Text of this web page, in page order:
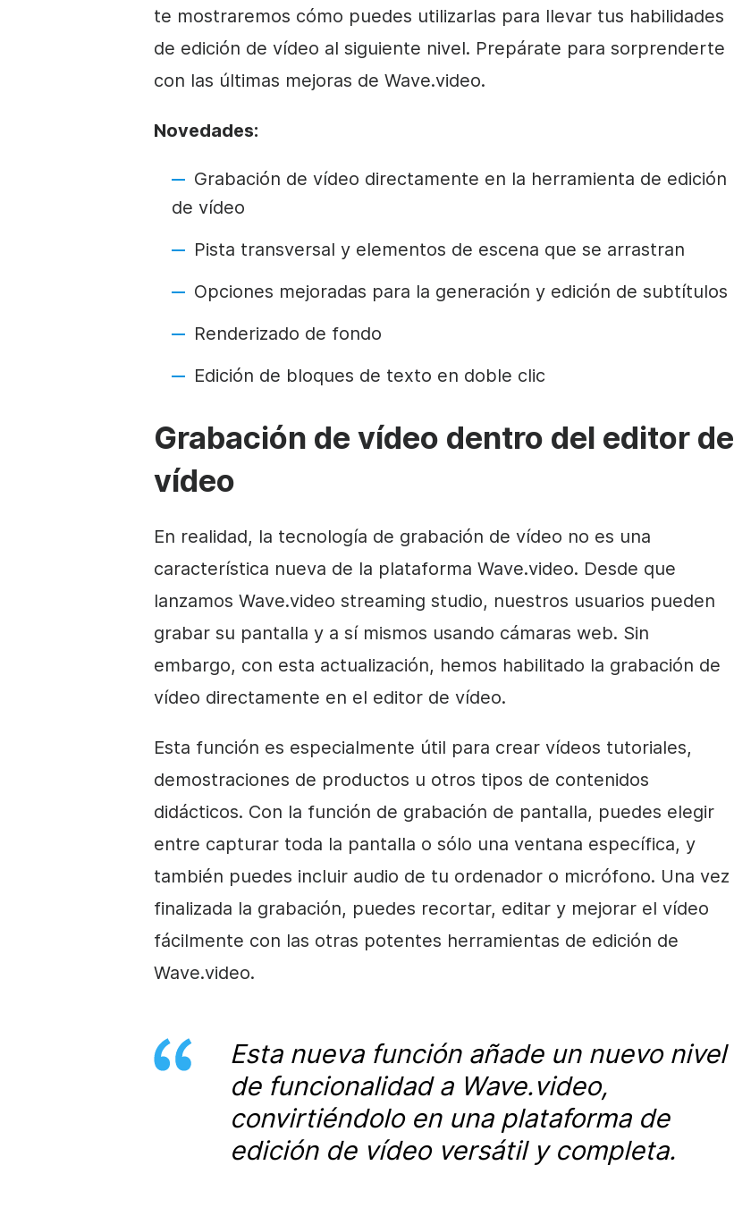
te mostraremos cómo puedes utilizarlas para llevar tus habilidades
de edición de vídeo al siguiente nivel. Prepárate para sorprenderte
con las últimas mejoras de Wave.video.
Novedades:
Grabación de vídeo directamente en la herramienta de edición
de vídeo
Pista transversal y elementos de escena que se arrastran
Opciones mejoradas para la generación y edición de subtítulos
Renderizado de fondo
Edición de bloques de texto en doble clic
Grabación de vídeo dentro del editor de
vídeo
En realidad, la tecnología de grabación de vídeo no es una
característica nueva de la plataforma Wave.video. Desde que
lanzamos Wave.video streaming studio, nuestros usuarios pueden
grabar su pantalla y a sí mismos usando cámaras web. Sin
embargo, con esta actualización, hemos habilitado la grabación de
vídeo directamente en el editor de vídeo.
Esta función es especialmente útil para crear vídeos tutoriales,
demostraciones de productos u otros tipos de contenidos
didácticos. Con la función de grabación de pantalla, puedes elegir
entre capturar toda la pantalla o sólo una ventana específica, y
también puedes incluir audio de tu ordenador o micrófono. Una vez
finalizada la grabación, puedes recortar, editar y mejorar el vídeo
fácilmente con las otras potentes herramientas de edición de
Wave.video.
Esta nueva función añade un nuevo nivel
de funcionalidad a Wave.video,
convirtiéndolo en una plataforma de
edición de vídeo versátil y completa.